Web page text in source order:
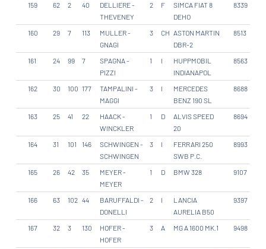
159 62 2 40
DELLIERE -
THEVENEY
2 F
SIMCA FIAT 8
DEHO
8339
160 29 7 113
MULLER -
GNAGI
3 CH ASTON MARTIN
DBR-2
8513
161 24 99 7
SPAGNA -
PIZZI
1 I
HUPPMOBIL
INDIANAPOL
8563
162 30 100 177
TAMPALINI -
MAGGI
3 I
MERCEDES
BENZ 190 SL
8688
163 25 41 22
HAACK -
WINCKLER
1 D
ALVIS SPEED
20
8694
164 31 101 146
SCHWINGEN -
SCHWINGEN
3 I
FERRARI 250
SWB P.C.
8993
165 26 42 35
MEYER -
MEYER
1 D BMW 328 9107
166 63 102 44
BARUFFALDI -
DONELLI
2 I
LANCIA
AURELIA B50
9397
167 32 3 130
HOFER -
HOFER
3 A MG A 1600 MK.1 9498